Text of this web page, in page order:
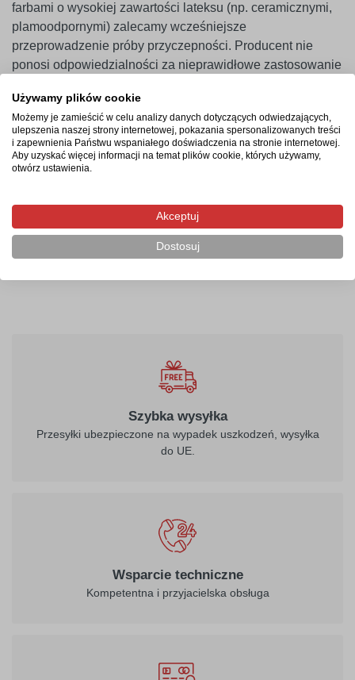
farbami o wysokiej zawartości lateksu (np. ceramicznymi,
plamoodpornymi) zalecamy wcześniejsze
przeprowadzenie próby przyczepności. Producent nie
ponosi odpowiedzialności za nieprawidłowe zastosowanie
malowaniu ścian.
Termin realizacji
potrwa od 2-4 dni roboczych. Następnie przesyłka
kurierska zostanie wysłana na wskazany adres, a jej
doręczenie zajmie maksymalnie 2 dni robocze od
purpurowo-
312
burgund
Szybka wysyłka
Przesyłki ubezpieczone na wypadek uszkodzeń, wysyłka
do UE.
Wsparcie techniczne
Kompetentna i przyjacielska obsługa
Używamy plików cookie
Możemy je zamieścić w celu analizy danych dotyczących odwiedzających,
ulepszenia naszej strony internetowej, pokazania spersonalizowanych treści
i zapewnienia Państwu wspaniałego doświadczenia na stronie internetowej.
Aby uzyskać więcej informacji na temat plików cookie, których używamy,
otwórz ustawienia.
Akceptuj
Dostosuj